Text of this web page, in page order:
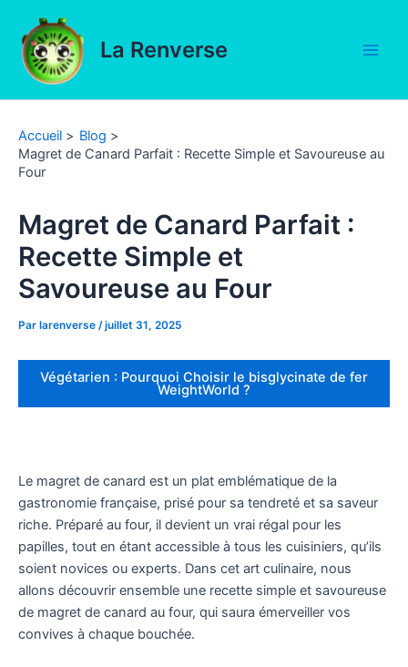
contenu
La Renverse
Accueil
Blog
Magret de Canard Parfait : Recette Simple et Savoureuse au
Four
Magret de Canard Parfait :
Recette Simple et
Savoureuse au Four
Par larenverse /juillet 31, 2025
Végétarien : Pourquoi Choisir le bisglycinate de fer
WeightWorld ?
Le magret de canard est un plat emblématique de la
gastronomie française, prisé pour sa tendreté et sa saveur
riche. Préparé au four, il devient un vrai régal pour les
papilles, tout en étant accessible à tous les cuisiniers, qu’ils
soient novices ou experts. Dans cet art culinaire, nous
allons découvrir ensemble une recette simple et savoureuse
de magret de canard au four, qui saura émerveiller vos
convives à chaque bouchée.